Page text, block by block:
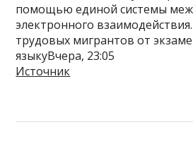
помощью единой системы
электронного
трудовых мигрантов от
языкуВчера, 23:05
Источник